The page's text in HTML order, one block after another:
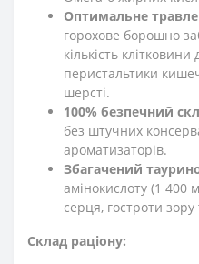
Оптимальне
горохове борошно
кількість
перистальтики
шерсті.
100% безпечний
без штучних
ароматизаторів.
Збагачений
амінокислоту (1 400
серця, гостроти зору
Склад раціону: